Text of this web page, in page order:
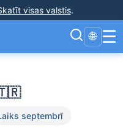
visas valstis.
🌐 ☰
🇹🇷
septembrī